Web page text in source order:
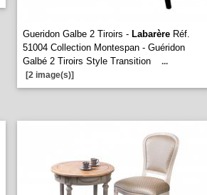
Gueridon Galbe 2 Tiroirs - Labarère Réf.
51004 Collection Montespan - Guéridon
Galbé 2 Tiroirs Style Transition
...
[2 image(s)]